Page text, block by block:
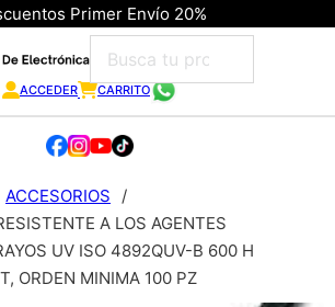
Primer Envío 20%
ACCEDER CARRITO
ACCESORIOS
/
A LOS AGENTES
UV ISO 4892QUV-B 600 H
ORDEN MINIMA 100 PZ